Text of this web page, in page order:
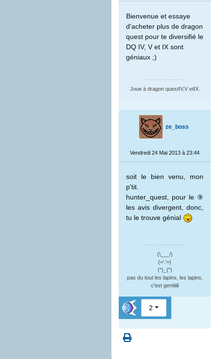
Bienvenue et essaye
d'acheter plus de dragon
quest pour te diversifié le
DQ IV, V et IX sont
géniaux ;)
Joue à dragon questIV,V etIX.
ze_boss
Vendredi 24 Mai 2013 à 23:44
soit le bien venu, mon
p'tit.
hunter_quest, pour le ⑨
les avis divergent, donc,
tu le trouve génial
(\___/)
(='.'=)
(")_(")
pas du tout les lapins, les lapins,
c'est gentiiiil
2